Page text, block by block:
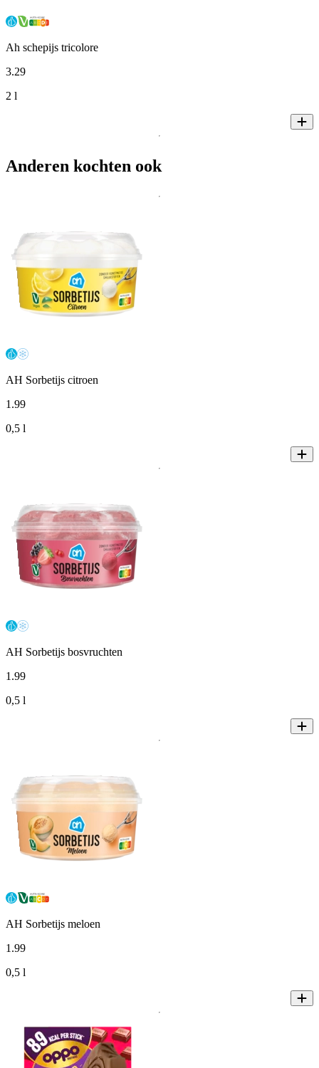
Ah schepijs tricolore
3.29
2 l
Anderen kochten ook
AH Sorbetijs citroen
1 .99
0,5 l
AH Sorbetijs bosvruchten
1 .99
0,5 l
AH Sorbetijs meloen
1 .99
0,5 l